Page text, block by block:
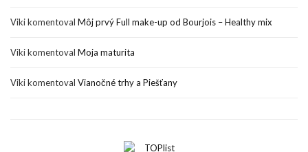
Vikikomentoval Môj prvý Full make-up od Bourjois – Healthy mix
Vikikomentoval Moja maturita
Vikikomentoval Vianočné trhy a Piešťany